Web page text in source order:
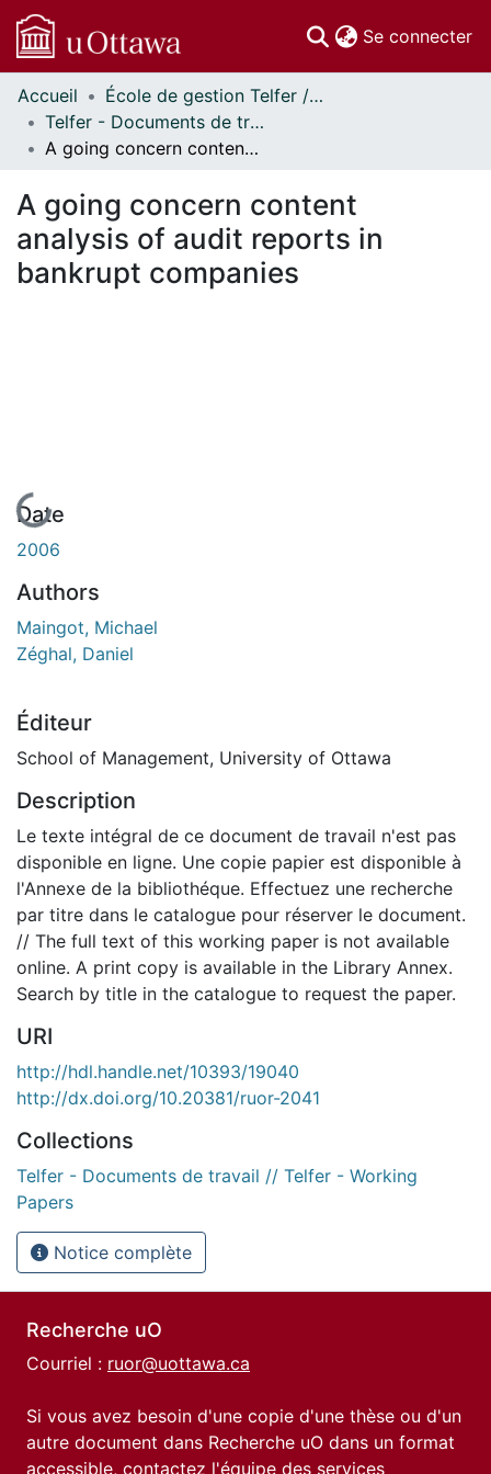
Se connecter
Communautés
et collections
Parcourir
À propos
Accueil
École de gestion Telfer // Telfer School of Management
Telfer - Documents de travail // Telfer - Working Papers
A going concern content analysis of audit reports in bankrupt companies
A going concern content
analysis of audit reports in
bankrupt companies
En cours de chargement...
Date
2006
Authors
Maingot, Michael
Zéghal, Daniel
Éditeur
School of Management, University of Ottawa
Description
Le texte intégral de ce document de travail n'est pas
disponible en ligne. Une copie papier est disponible à
l'Annexe de la bibliothéque. Effectuez une recherche
par titre dans le catalogue pour réserver le document.
// The full text of this working paper is not available
online. A print copy is available in the Library Annex.
Search by title in the catalogue to request the paper.
URI
http://hdl.handle.net/10393/19040
http://dx.doi.org/10.20381/ruor-2041
Collections
Telfer - Documents de travail // Telfer - Working
Papers
Notice complète
Recherche uO
Courriel : ruor@uottawa.ca
Si vous avez besoin d'une copie d'une thèse ou d'un
autre document dans Recherche uO dans un format
accessible, contactez l'équipe des services